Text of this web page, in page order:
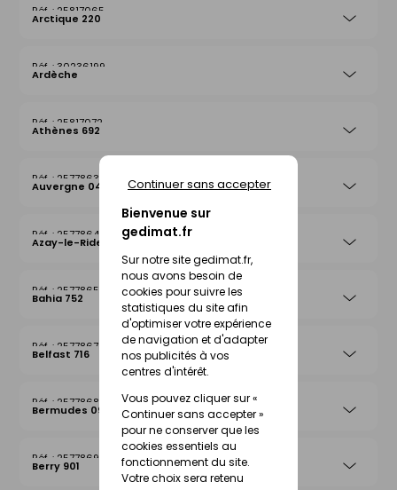
Bienvenue sur
gedimat.fr
Sur notre site gedimat.fr,
nous avons besoin de
cookies pour suivre les
statistiques du site afin
d'optimiser votre expérience
de navigation et d'adapter
nos publicités à vos
centres d'intérêt.
Vous pouvez cliquer sur «
Continuer sans accepter »
pour ne conserver que les
cookies essentiels au
fonctionnement du site.
Votre choix sera retenu
Continuer sans accepter
25817065
Arctique 220
30236199
Ardèche
25817072
Athènes 692
25778632
Auvergne 042
25778649
Azay-le-Rideau 026
25778656
Bahia 752
25778670
Belfast 716
25778687
Bermudes 097
25778694
Berry 901